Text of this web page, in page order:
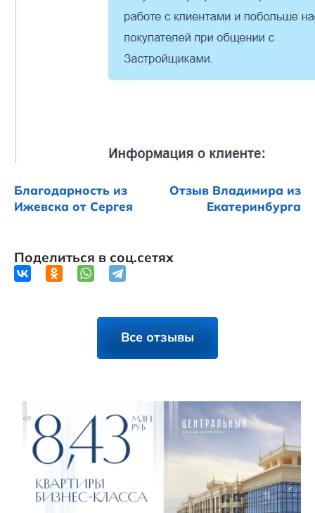
Благодарность из
Ижевска от Сергея
Отзыв Владимира из
Екатеринбурга
Поделиться в соц.сетях
Все отзывы